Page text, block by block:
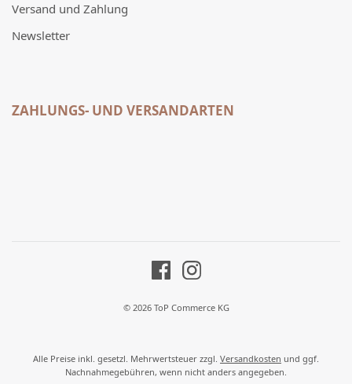
Versand und Zahlung
Newsletter
ZAHLUNGS- UND VERSANDARTEN
© 2026 ToP Commerce KG
Alle Preise inkl. gesetzl. Mehrwertsteuer zzgl. Versandkosten und ggf.
Nachnahmegebühren, wenn nicht anders angegeben.